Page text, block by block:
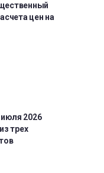
цен на
2026
трех